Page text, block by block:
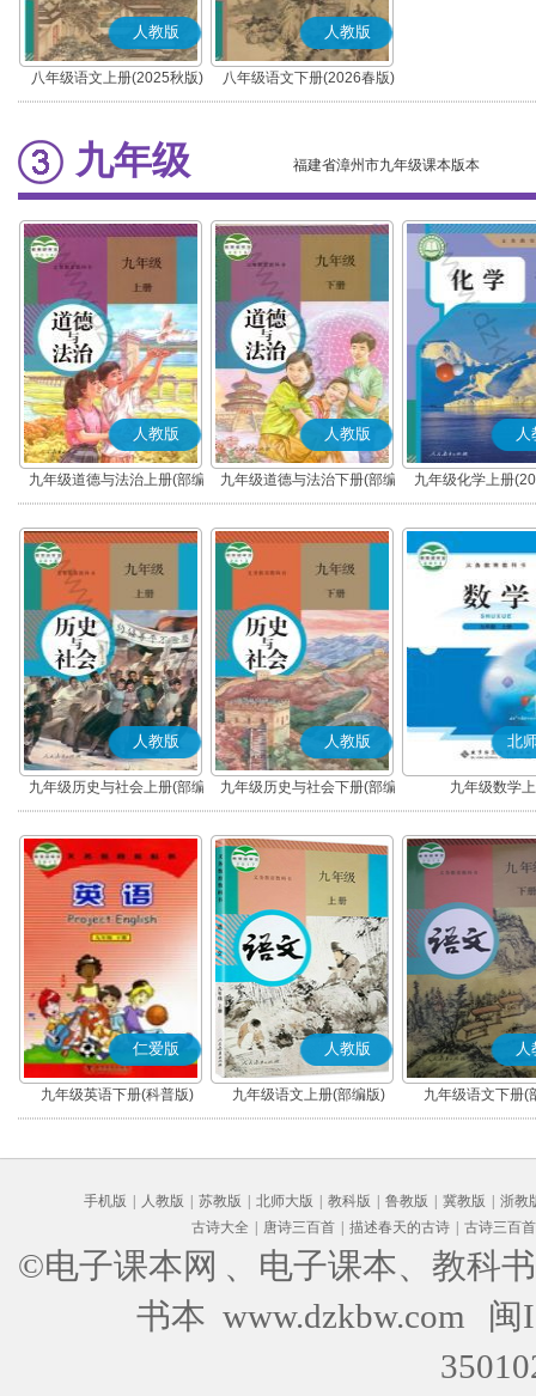
人教版
八年级语文上册(2025秋版)
(部编版)
人教版
八年级语文下册(2026春版)
(部编版)
九年级 福建省漳州市九年级课本版本
人教版
九年级道德与法治上册(部编
版)
人教版
九年级道德与法治下册(部编
版)
人
九年级化学上册
人教版
九年级历史与社会上册(部编
版)
人教版
九年级历史与社会下册(部编
版)
北
九年级数学
仁爱版
九年级英语下册(科普版)
人教版
九年级语文上册(部编版)
人
九年级语文下册(
手机版 人教版 苏教版 北师大版 教科版 鲁教版 冀教版
浙教
古诗大全
唐诗三百首 描述春天的古诗 古诗三百首
©电子课本网 、电子课本、教科
书本 www.dzkbw.com
闽